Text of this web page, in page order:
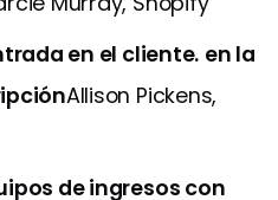
en el cliente. en la
Allison Pickens,
de ingresos con